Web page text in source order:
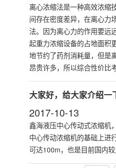
离心浓缩法是一种高效浓缩
间存在密度差异，在离心力
法。因为离心力的作用要远
起重力浓缩设备的占地面积
地节约了药剂消耗量，但是
昂贵许多，所以综合性价比
大家好，给大家介绍一
2017-10-13
鑫海液压中心传动式浓缩机
中心传动浓缩机的基础上进
可达100m，也是目前国内较